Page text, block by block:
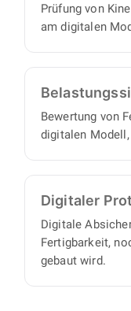
Prüfung von
am digitalen
Bewertung von
digitalen
Digitaler
Digitale
Fertigbarkeit,
gebaut wird.